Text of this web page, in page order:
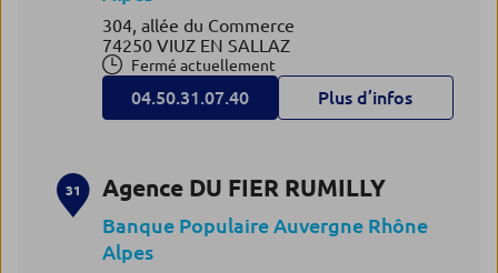
304, allée du Commerce
74250 VIUZ EN SALLAZ
Fermé actuellement
04.50.31.07.40 Plus d’infos
31 Agence DU FIER RUMILLY
Banque Populaire Auvergne Rhône
Alpes